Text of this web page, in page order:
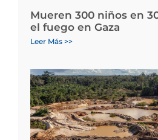
Mueren 300 niños en
el fuego en Gaza
Leer Más >>